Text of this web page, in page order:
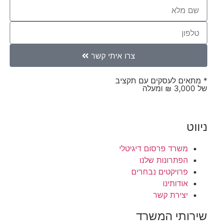
צרו איתי קשר
* מתאים לעסקים עם תקציב
של 3,000 ₪ ומעלה
ניווט
משרד פרסום דיגיטלי
הפתרונות שלנו
פרויקטים נבחרים
אודותינו
יצירת קשר
שירותי המשרד